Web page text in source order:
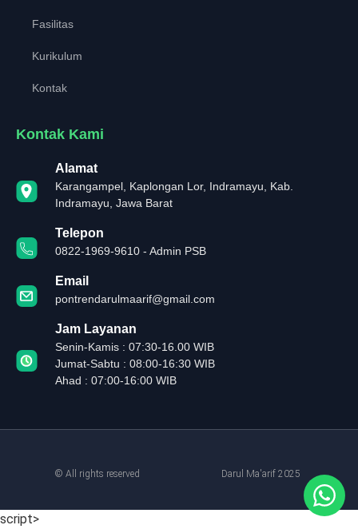
Fasilitas
Kurikulum
Kontak
Kontak Kami
Alamat
Karangampel, Kaplongan Lor, Indramayu, Kab.
Indramayu, Jawa Barat
Telepon
0822-1969-9610 - Admin PSB
Email
pontrendarulmaarif@gmail.com
Jam Layanan
Senin-Kamis : 07:30-16.00 WIB
Jumat-Sabtu : 08:00-16:30 WIB
Ahad : 07:00-16:00 WIB
© All rights reserved Darul Ma'arif 2025
script>